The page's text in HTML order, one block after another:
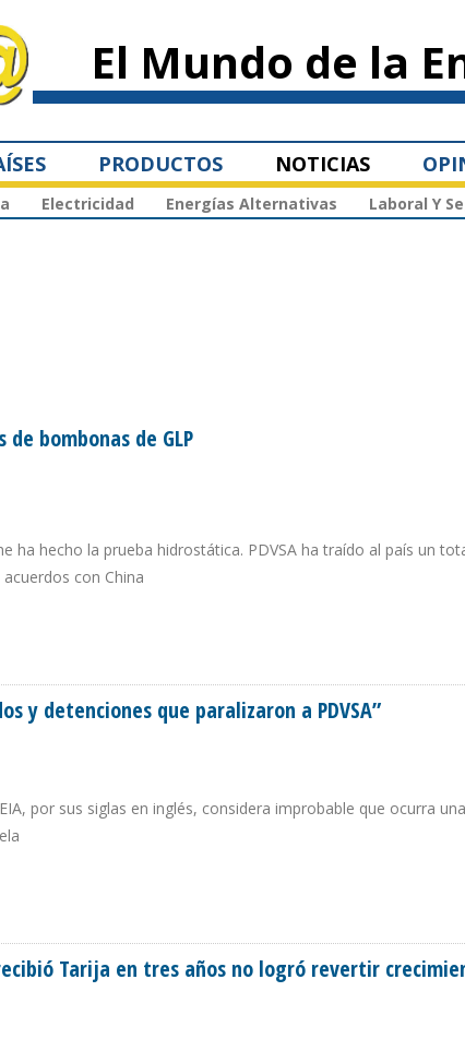
principal
El Mundo de la
PRODUCTOS NOTICIAS
Electricidad Energías Alternativas Laboral Y
bombonas de GLP
ha hecho la prueba hidrostática. PDVSA ha traído al país un
con China
y detenciones que paralizaron a PDVSA”
por sus siglas en inglés, considera improbable que ocurra
Tarija en tres años no logró revertir